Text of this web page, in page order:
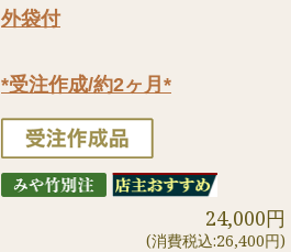
外袋付
*受注作成/約2ヶ月*
24,000円
(消費税込:26,400円)